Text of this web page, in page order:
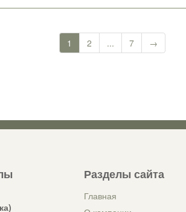
1 2 ... 7 →
Разделы сайта
Главная